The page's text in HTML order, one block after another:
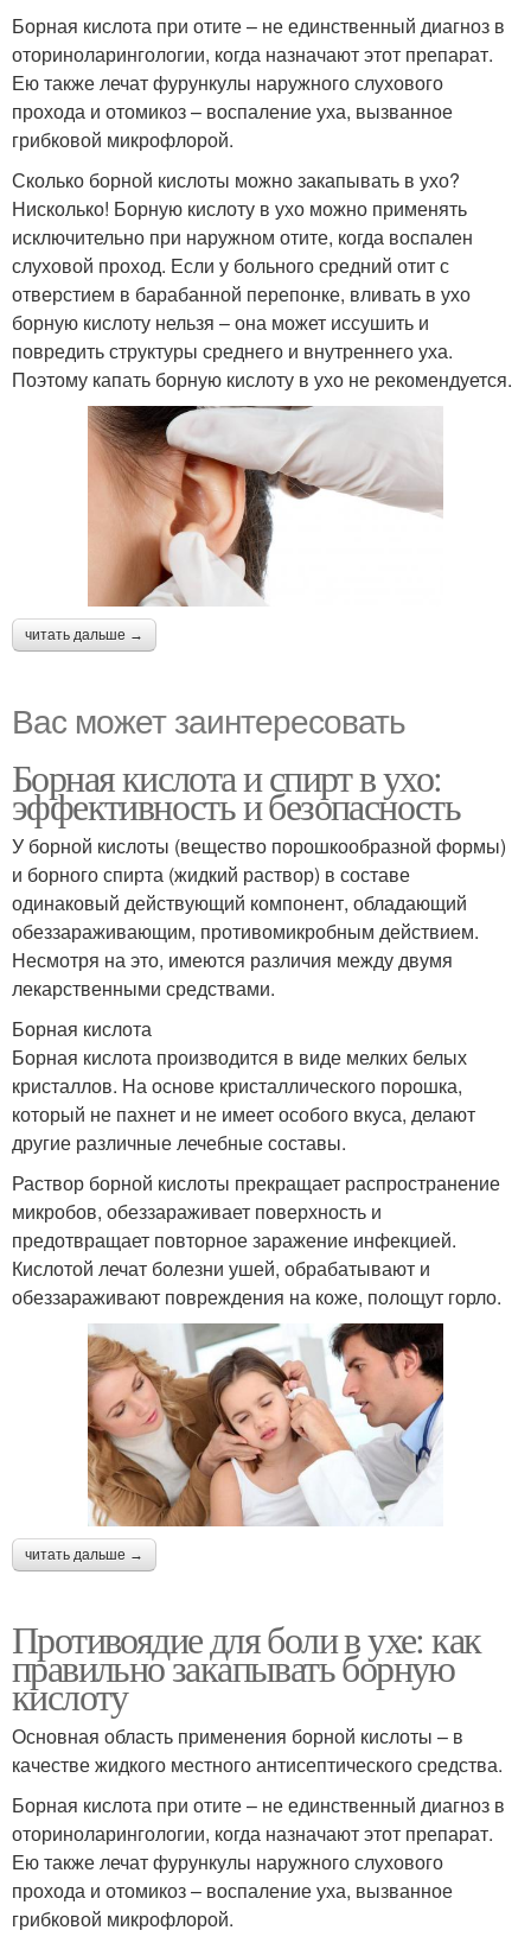
Борная кислота при отите – не единственный диагноз в
оториноларингологии, когда назначают этот препарат.
Ею также лечат фурункулы наружного слухового
прохода и отомикоз – воспаление уха, вызванное
грибковой микрофлорой.
Сколько борной кислоты можно закапывать в ухо?
Нисколько! Борную кислоту в ухо можно применять
исключительно при наружном отите, когда воспален
слуховой проход. Если у больного средний отит с
отверстием в барабанной перепонке, вливать в ухо
борную кислоту нельзя – она может иссушить и
повредить структуры среднего и внутреннего уха.
Поэтому капать борную кислоту в ухо не рекомендуется.
читать дальше →
Вас может заинтересовать
Борная кислота и спирт в ухо:
эффективность и безопасность
У борной кислоты (вещество порошкообразной формы)
и борного спирта (жидкий раствор) в составе
одинаковый действующий компонент, обладающий
обеззараживающим, противомикробным действием.
Несмотря на это, имеются различия между двумя
лекарственными средствами.
Борная кислота
Борная кислота производится в виде мелких белых
кристаллов. На основе кристаллического порошка,
который не пахнет и не имеет особого вкуса, делают
другие различные лечебные составы.
Раствор борной кислоты прекращает распространение
микробов, обеззараживает поверхность и
предотвращает повторное заражение инфекцией.
Кислотой лечат болезни ушей, обрабатывают и
обеззараживают повреждения на коже, полощут горло.
читать дальше →
Противоядие для боли в ухе: как
правильно закапывать борную
кислоту
Основная область применения борной кислоты – в
качестве жидкого местного антисептического средства.
Борная кислота при отите – не единственный диагноз в
оториноларингологии, когда назначают этот препарат.
Ею также лечат фурункулы наружного слухового
прохода и отомикоз – воспаление уха, вызванное
грибковой микрофлорой.